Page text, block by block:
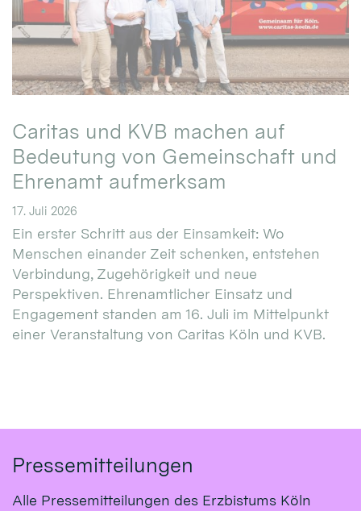
Caritas und KVB machen auf
Bedeutung von Gemeinschaft und
Ehrenamt aufmerksam
17. Juli 2026
Ein erster Schritt aus der Einsamkeit: Wo
Menschen einander Zeit schenken, entstehen
Verbindung, Zugehörigkeit und neue
Perspektiven. Ehrenamtlicher Einsatz und
Engagement standen am 16. Juli im Mittelpunkt
einer Veranstaltung von Caritas Köln und KVB.
Pressemitteilungen
Alle Pressemitteilungen des Erzbistums Köln